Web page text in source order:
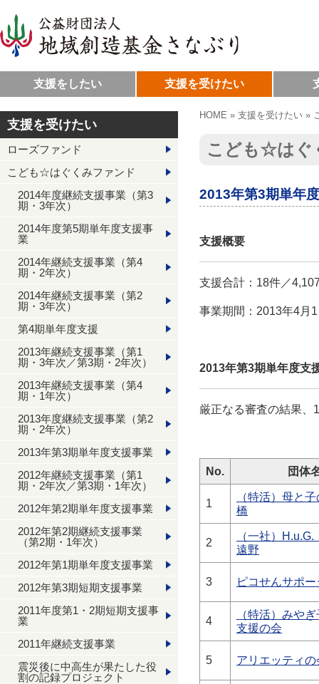
支援をしたい 支援を受けたい
HOME » 支援を受けたい »
こども☆はぐ
2013年第3期単年
支援概要
支援合計：18件／
事業期間：2013年4月
2013年第3期単年度
厳正なる審査の結果、
No. 団体
1
（特活）母と
橋
2
（一社）
遠野
3 ピコせんサポー
4
（特活）みや
支援の会
5 アリエッティの
支援を受けたい
ローズファンド
こども☆はぐくみファンド
2014年度継続支援事業（第3
期・3年次）
2014年度第5期単年度支援事
業
2014年継続支援事業（第4
期・2年次）
2014年継続支援事業（第2
期・3年次）
第4期単年度支援
2013年継続支援事業（第1
期・3年次／第3期・2年次）
2013年継続支援事業（第4
期・1年次）
2013年度継続支援事業（第2
期・2年次）
2013年第3期単年度支援事業
2012年継続支援事業（第1
期・2年次／第3期・1年次）
2012年第2期単年度支援事業
2012年第2期継続支援事業
（第2期・1年次）
2012年第1期単年度支援事業
2012年第3期短期支援事業
2011年度第1・2期短期支援事
業
2011年継続支援事業
震災後に中高生が果たした役
割の記録プロジェクト